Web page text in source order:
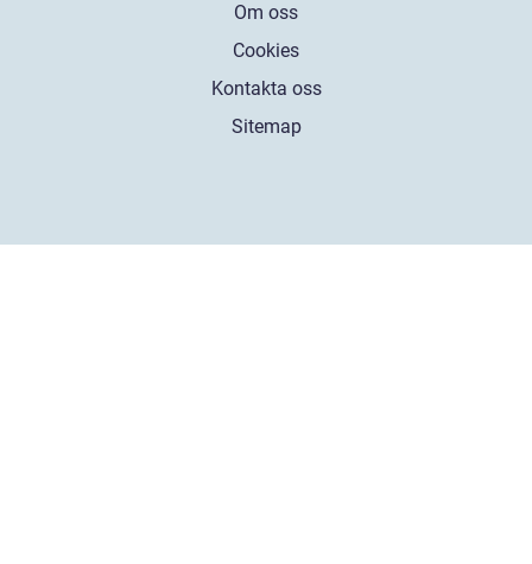
Om oss
Cookies
Kontakta oss
Sitemap